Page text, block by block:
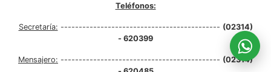
Teléfonos:
Secretaría: -------------------------------------------- (02314)
- 620399
Mensajero: -------------------------------------------- (02314)